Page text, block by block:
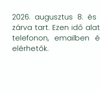
Bleach manga
One-Punch Man manga
Rendelhető, de a
2026. augusztus 8.
zárva tart. Ezen idő
telefonon, emailben
elérhetők.